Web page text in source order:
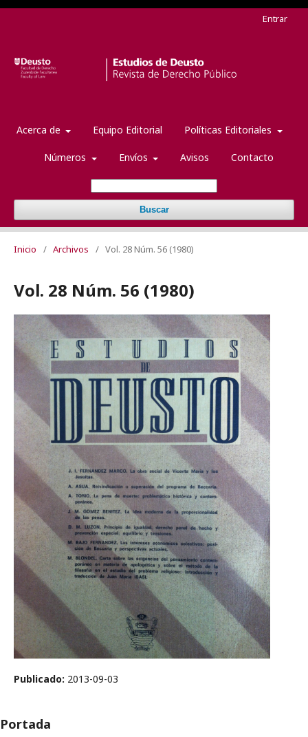
Acerca de Equipo Editorial Políticas Editoriales
Números Envíos Avisos Contacto
Buscar
Entrar
Inicio / Archivos / Vol. 28 Núm. 56 (1980)
Vol. 28 Núm. 56 (1980)
Publicado: 2013-09-03
Portada